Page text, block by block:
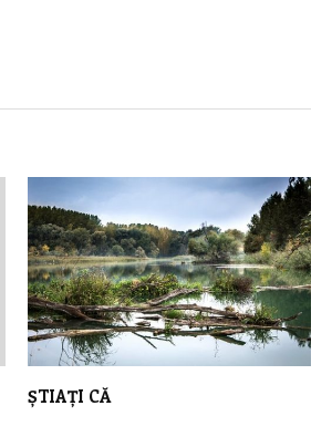
ȘTIAȚI CĂ